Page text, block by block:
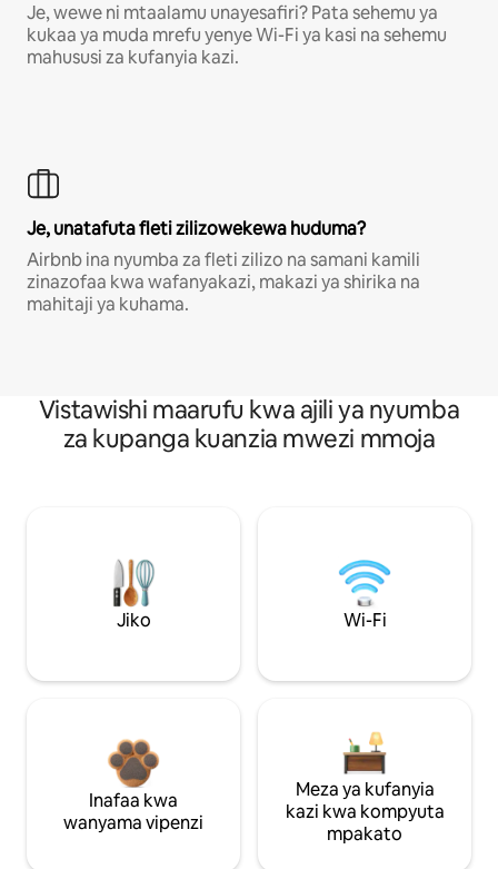
Je, wewe ni mtaalamu unayesafiri? Pata sehemu ya
kukaa ya muda mrefu yenye Wi-Fi ya kasi na sehemu
mahususi za kufanyia kazi.
Je, unatafuta fleti zilizowekewa huduma?
Airbnb ina nyumba za fleti zilizo na samani kamili
zinazofaa kwa wafanyakazi, makazi ya shirika na
mahitaji ya kuhama.
Vistawishi maarufu kwa ajili ya nyumba
za kupanga kuanzia mwezi mmoja
Jiko Wi-Fi
Inafaa kwa
wanyama vipenzi
Meza ya kufanyia
kazi kwa kompyuta
mpakato